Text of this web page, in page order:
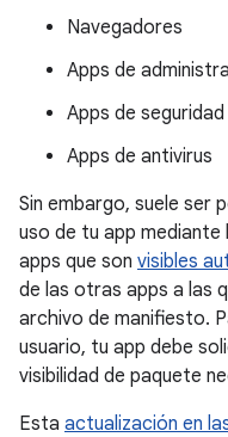
Navegadores
Apps de
Apps de seguridad
Apps de antivirus
Sin embargo, suele ser
uso de tu app
apps que son visibles
de las otras apps a las
archivo de manifiesto.
usuario, tu app debe
visibilidad de paquete
Esta actualización en